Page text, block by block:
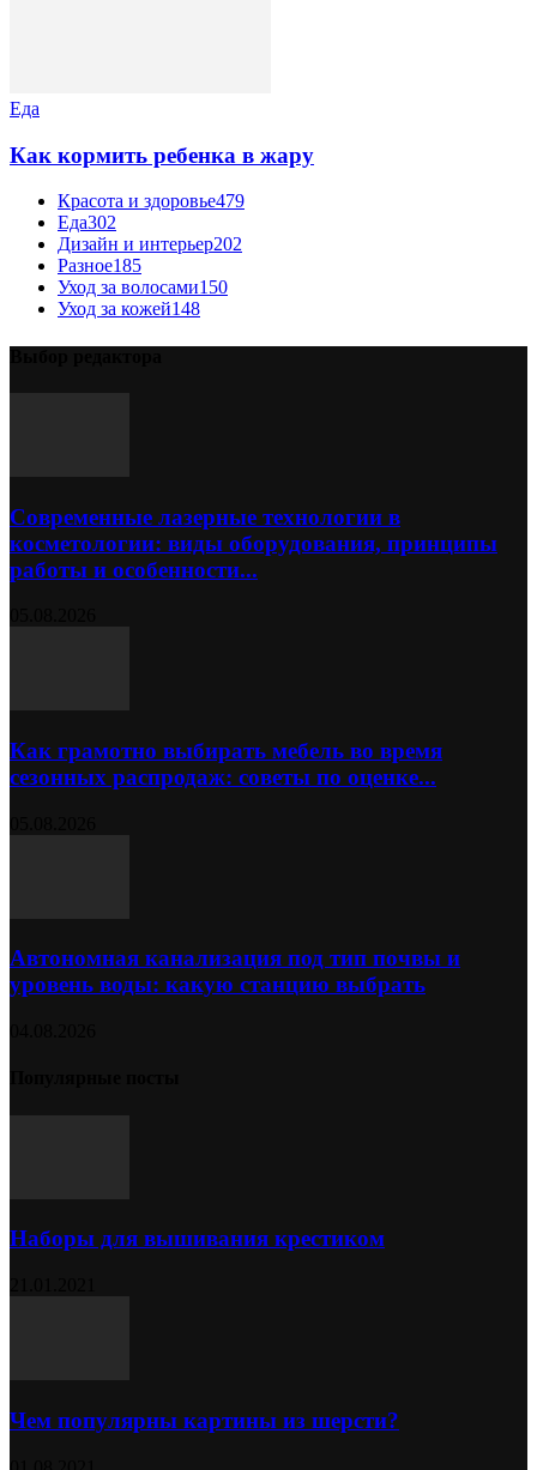
Еда
Как кормить ребенка в жару
Красота и здоровье479
Еда302
Дизайн и интерьер202
Разное185
Уход за волосами150
Уход за кожей148
Современные лазерные технологии в
косметологии: виды оборудования, принципы
работы и особенности...
Как грамотно выбирать мебель во время
сезонных распродаж: советы по оценке...
Автономная канализация под тип почвы и
уровень воды: какую станцию выбрать
Наборы для вышивания крестиком
Чем популярны картины из шерсти?